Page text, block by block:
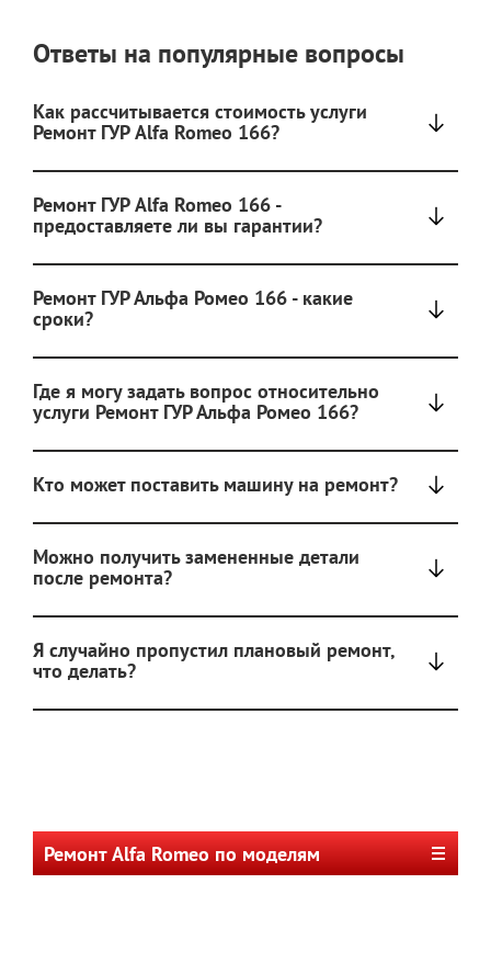
Ответы на популярные вопросы
Как рассчитывается стоимость услуги
Ремонт ГУР Alfa Romeo 166?
Ремонт ГУР Alfa Romeo 166 -
предоставляете ли вы гарантии?
Ремонт ГУР Альфа Ромео 166 - какие
сроки?
Где я могу задать вопрос относительно
услуги Ремонт ГУР Альфа Ромео 166?
Кто может поставить машину на ремонт?
Можно получить замененные детали
после ремонта?
Я случайно пропустил плановый ремонт,
что делать?
Ремонт Alfa Romeo по моделям